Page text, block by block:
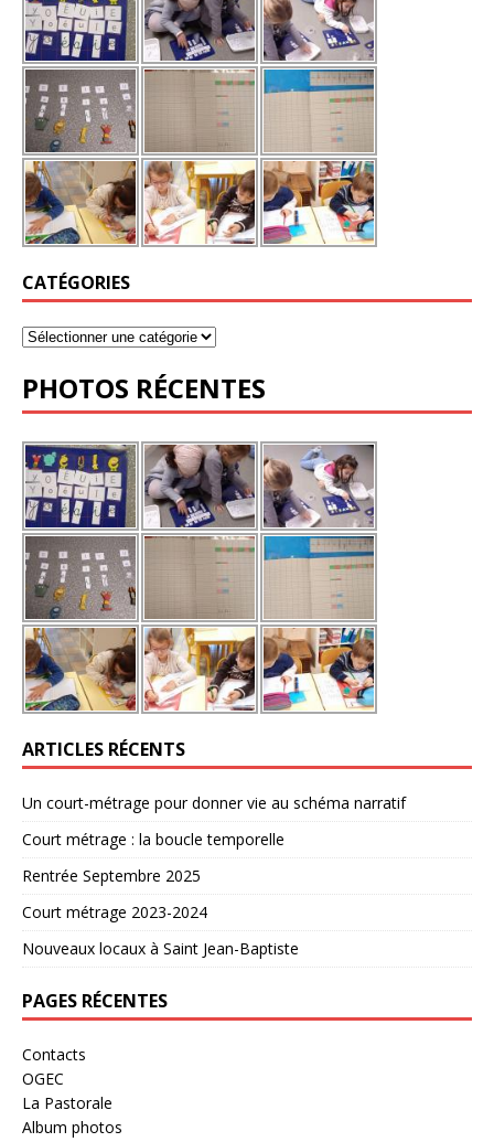
CATÉGORIES
PHOTOS RÉCENTES
ARTICLES RÉCENTS
Un court-métrage pour donner vie au schéma narratif
Court métrage : la boucle temporelle
Rentrée Septembre 2025
Court métrage 2023-2024
Nouveaux locaux à Saint Jean-Baptiste
PAGES RÉCENTES
Contacts
OGEC
La Pastorale
Album photos